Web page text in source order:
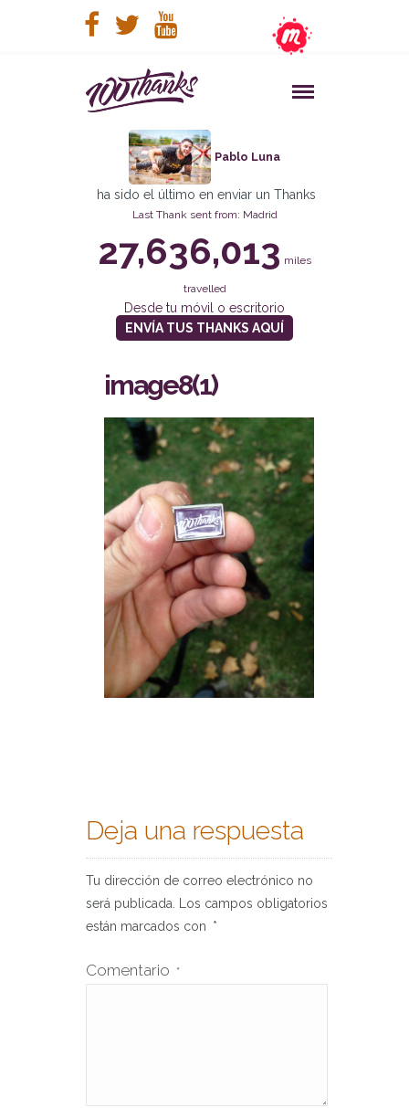
Pablo Luna
ha sido el último en enviar un Thanks
Last Thank sent from: Madrid
27,636,013 miles
travelled
Desde tu móvil o escritorio
ENVÍA TUS THANKS AQUÍ
image8(1)
Deja una respuesta
Tu dirección de correo electrónico no
será publicada.
Los campos obligatorios
están marcados con *
Comentario *